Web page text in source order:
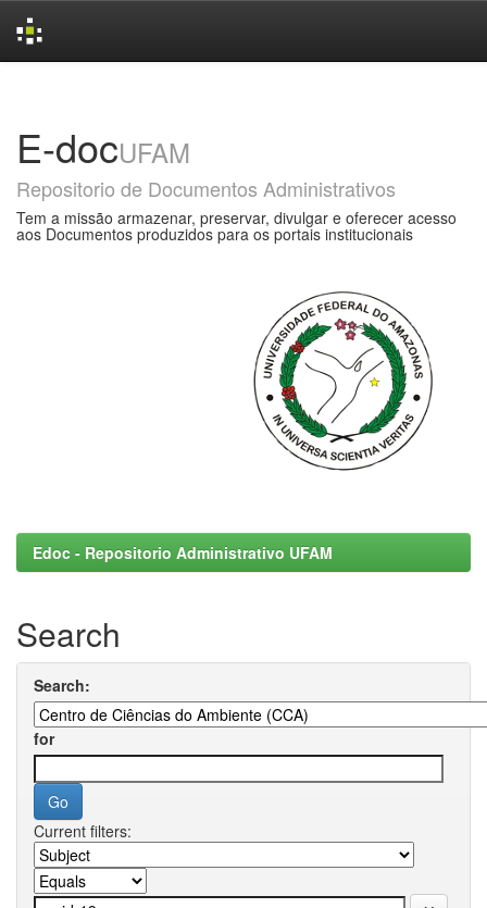
E-docUFAM
Repositorio de Documentos Administrativos
Tem a missão armazenar, preservar, divulgar e oferecer acesso
aos Documentos produzidos para os portais institucionais
Edoc - Repositorio Administrativo UFAM
Search
Search:
for
Current filters: